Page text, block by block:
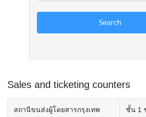
Sales and ticketing counters
สถานีขนส่งผู้โดยสารกรุงเทพ
ชั้น 1